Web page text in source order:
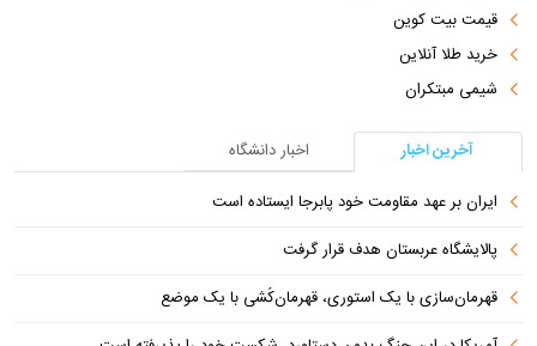
قیمت بیت کوین
خرید طلا آنلاین
شیمی مبتکران
آخرین اخبار
اخبار دانشگاه
ایران بر عهد مقاومت خود پابرجا ایستاده است
پالایشگاه عربستان هدف قرار گرفت
قهرمان‌سازی با یک استوری، قهرمان‌کُشی با یک موضع